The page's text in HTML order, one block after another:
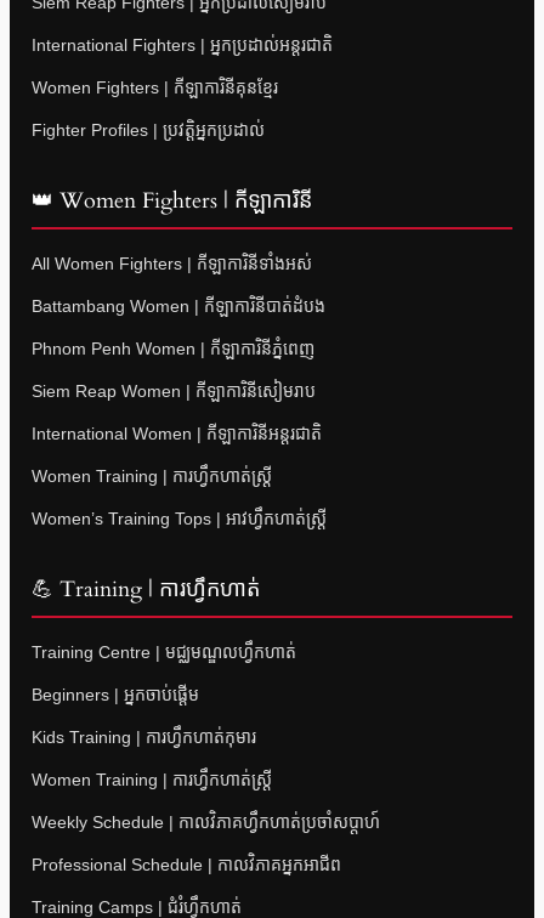
International Fighters | អ្នកប្រដាល់អន្តរជាតិ
Women Fighters | កីឡាការិនីគុនខ្មែរ
Fighter Profiles | ប្រវត្តិអ្នកប្រដាល់
👑 Women Fighters | កីឡាការិនី
All Women Fighters | កីឡាការិនីទាំងអស់
Battambang Women | កីឡាការិនីបាត់ដំបង
Phnom Penh Women | កីឡាការិនីភ្នំពេញ
Siem Reap Women | កីឡាការិនីសៀមរាប
International Women | កីឡាការិនីអន្តរជាតិ
Women Training | ការហ្វឹកហាត់ស្ត្រី
Women’s Training Tops | អាវហ្វឹកហាត់ស្ត្រី
💪 Training | ការហ្វឹកហាត់
Training Centre | មជ្ឈមណ្ឌលហ្វឹកហាត់
Beginners | អ្នកចាប់ផ្តើម
Kids Training | ការហ្វឹកហាត់កុមារ
Women Training | ការហ្វឹកហាត់ស្ត្រី
Weekly Schedule | កាលវិភាគហ្វឹកហាត់ប្រចាំសប្តាហ៍
Professional Schedule | កាលវិភាគអ្នកអាជីព
Training Camps | ជំរំហ្វឹកហាត់